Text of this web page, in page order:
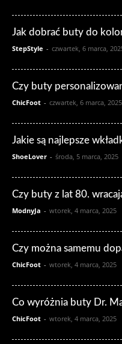
Jak dobrać buty do
StepStyle - czwartek, 6 marca,
Czy buty
ChicFoot - czwartek, 6 marca, 2025
Jakie są najlepsze
ShoeLover - środa, 5 marca, 2025
Czy buty z lat 80.
ModnyJa - wtorek, 4 marca, 2025
Czy można samemu
ChicFoot - wtorek, 4 marca, 2025
Co wyróżnia buty Dr.
ChicFoot - wtorek, 4 marca, 2025